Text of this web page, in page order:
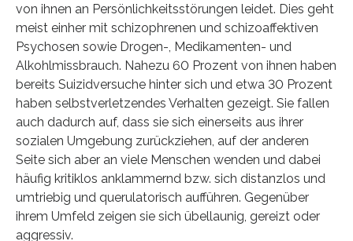
von ihnen an Persönlichkeitsstörungen leidet. Dies geht
meist einher mit schizophrenen und schizoaffektiven
Psychosen sowie Drogen-, Medikamenten- und
Alkohlmissbrauch. Nahezu 60 Prozent von ihnen haben
bereits Suizidversuche hinter sich und etwa 30 Prozent
haben selbstverletzendes Verhalten gezeigt. Sie fallen
auch dadurch auf, dass sie sich einerseits aus ihrer
sozialen Umgebung zurückziehen, auf der anderen
Seite sich aber an viele Menschen wenden und dabei
häufig kritiklos anklammernd bzw. sich distanzlos und
umtriebig und querulatorisch aufführen. Gegenüber
ihrem Umfeld zeigen sie sich übellaunig, gereizt oder
aggressiv.